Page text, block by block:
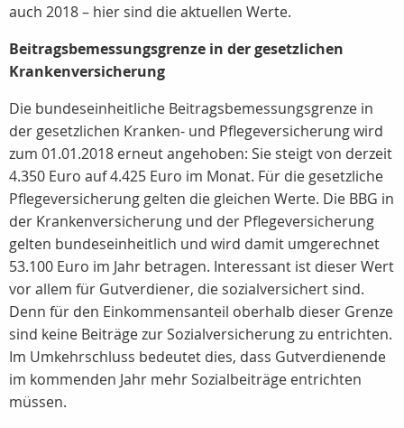
auch 2018 – hier sind die aktuellen Werte.
Beitragsbemessungsgrenze in der gesetzlichen
Krankenversicherung
Die bundeseinheitliche Beitragsbemessungsgrenze in
der gesetzlichen Kranken- und Pflegeversicherung wird
zum 01.01.2018 erneut angehoben: Sie steigt von derzeit
4.350 Euro auf 4.425 Euro im Monat. Für die gesetzliche
Pflegeversicherung gelten die gleichen Werte. Die BBG in
der Krankenversicherung und der Pflegeversicherung
gelten bundeseinheitlich und wird damit umgerechnet
53.100 Euro im Jahr betragen. Interessant ist dieser Wert
vor allem für Gutverdiener, die sozialversichert sind.
Denn für den Einkommensanteil oberhalb dieser Grenze
sind keine Beiträge zur Sozialversicherung zu entrichten.
Im Umkehrschluss bedeutet dies, dass Gutverdienende
im kommenden Jahr mehr Sozialbeiträge entrichten
müssen.